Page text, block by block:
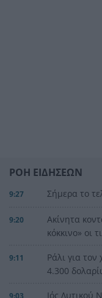
ΡΟΗ ΕΙΔΗΣΕΩΝ
9:27 Σήμερα το
9:20
Ακίνητα
κόκκινο» οι
9:11
Ράλι για
4.300
9:03 Ιός Δυτικού